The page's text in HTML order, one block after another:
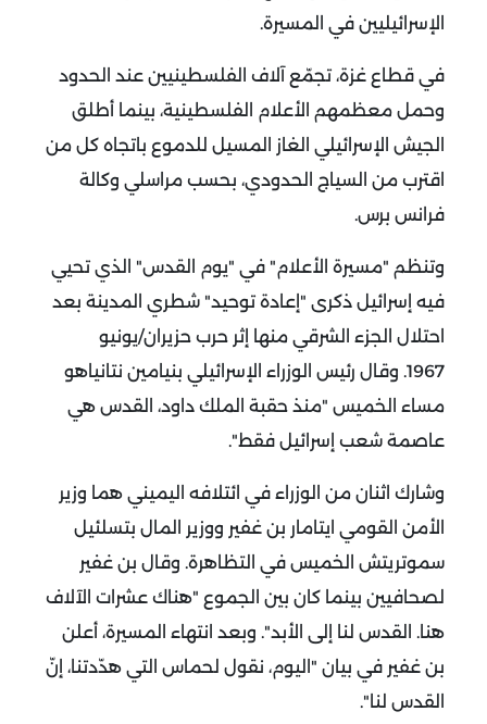
الإسرائيليين في المسيرة.
في قطاع غزة، تجمّع آلاف الفلسطينيين عند الحدود
وحمل معظمهم الأعلام الفلسطينية، بينما أطلق
الجيش الإسرائيلي الغاز المسيل للدموع باتجاه كل من
اقترب من السياج الحدودي، بحسب مراسلي وكالة
فرانس برس.
وتنظم "مسيرة الأعلام" في "يوم القدس" الذي تحيي
فيه إسرائيل ذكرى "إعادة توحيد" شطري المدينة بعد
احتلال الجزء الشرقي منها إثر حرب حزيران/يونيو
1967. وقال رئيس الوزراء الإسرائيلي بنيامين نتانياهو
مساء الخميس "منذ حقبة الملك داود، القدس هي
عاصمة شعب إسرائيل فقط".
وشارك اثنان من الوزراء في ائتلافه اليميني هما وزير
الأمن القومي ايتامار بن غفير ووزير المال بتسلئيل
سموتريتش الخميس في التظاهرة. وقال بن غفير
لصحافيين بينما كان بين الجموع "هناك عشرات الآلاف
هنا. القدس لنا إلى الأبد". وبعد انتهاء المسيرة، أعلن
بن غفير في بيان "اليوم، نقول لحماس التي هدّدتنا، إنّ
القدس لنا".